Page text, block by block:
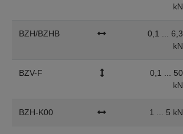
kN
BZH/BZHB
0,1 ... 6,3
kN
BZV-F
0,1 ... 50
kN
BZH-K00 1 ... 5 kN